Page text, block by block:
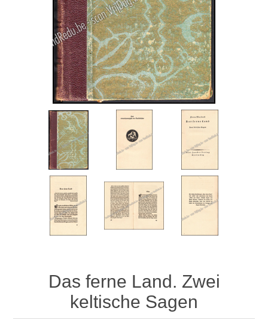
Das ferne Land. Zwei
keltische Sagen